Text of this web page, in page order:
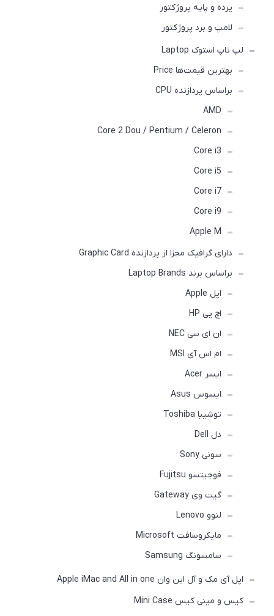
پرده و پایه پروژکتور
لامپ و برد پروژکتور
لپ تاپ استوک Laptop
بهترین قیمت‌ها Price
براساس پردازنده CPU
AMD
Core 2 Dou / Pentium / Celeron
Core i3
Core i5
Core i7
Core i9
Apple M
دارای گرافیک مجزا از پردازنده Graphic Card
براساس برند Laptop Brands
اپل Apple
اچ پی HP
ان ای سی NEC
ام اس آی MSI
ایسر Acer
ایسوس Asus
توشیبا Toshiba
دل Dell
سونی Sony
فوجیتسو Fujitsu
گیت وی Gateway
لنوو Lenovo
مایکروسافت Microsoft
سامسونگ Samsung
اپل آی مک و آل این وان Apple iMac and All in one
کیس و مینی کیس Mini Case